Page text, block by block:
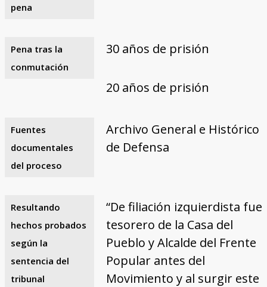
pena
Pena tras la
conmutación
30 años de prisión
20 años de prisión
Fuentes
documentales
del proceso
Archivo General e Histórico
de Defensa
Resultando
hechos probados
según la
sentencia del
tribunal
“De filiación izquierdista fue
tesorero de la Casa del
Pueblo y Alcalde del Frente
Popular antes del
Movimiento y al surgir este